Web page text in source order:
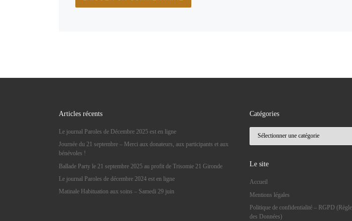
Articles récents
Le journal Paroles de Décembre 2025 est en ligne
Journée du 21 septembre – Merci aux donateurs, aux participants et aux
bénévoles !
Ballade Party le 21 septembre 2025 au profit de Trisomie 21 Gironde
Le journal Paroles de décembre 2024 est en ligne
Matinale Habituation aux soins – Samedi 29 juin
Catégories
Le site
Accueil
Mentions légales
Politique de confidentialité – RGPD
des Données)